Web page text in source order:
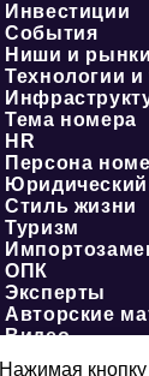
Инвестиции
События
Ниши и рынки
Технологии
Тема номера
HR
Персона
Юридический
Стиль жизни
Туризм
ОПК
Эксперты
Авторские
Видео
Нажимая